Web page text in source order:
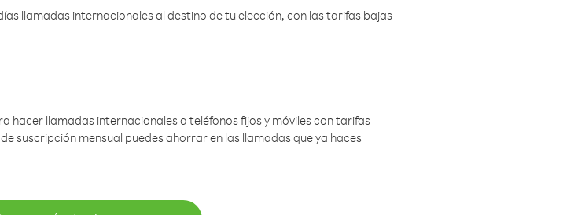
llamadas internacionales al destino de tu elección, con las tarifas bajas
hacer llamadas internacionales a teléfonos fijos y móviles con tarifas
suscripción mensual puedes ahorrar en las llamadas que ya haces